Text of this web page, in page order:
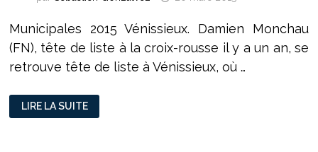
Municipales 2015 Vénissieux. Damien Monchau
(FN), tête de liste à la croix-rousse il y a un an, se
retrouve tête de liste à Vénissieux, où …
MUNICIPALES
VÉNISSIEUX 2015 :
DAMIEN
LIRE LA SUITE